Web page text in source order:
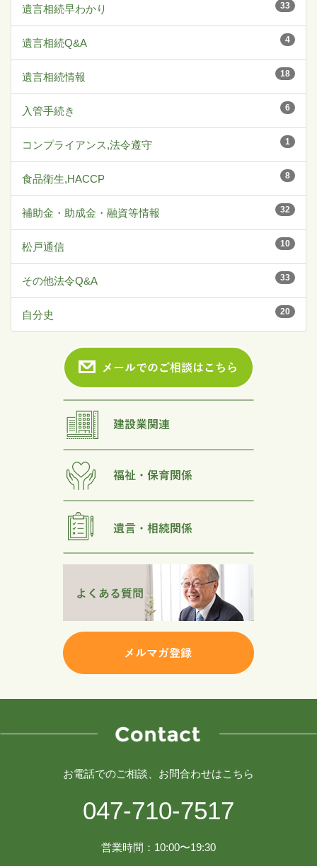
33
遺言相続早わかり
4
遺言相続Q&A
18
遺言相続情報
6
入管手続き
1
コンプライアンス,法令遵守
8
食品衛生,HACCP
32
補助金・助成金・融資等情報
10
松戸通信
33
その他法令Q&A
20
自分史
お電話でのご相談、お問合わせはこちら
047-710-7517
営業時間：10:00〜19:30